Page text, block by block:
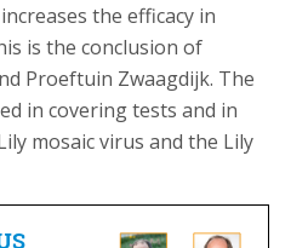
the efficacy in
is the conclusion of
Proeftuin Zwaagdijk. The
in covering tests and in
mosaic virus and the Lily